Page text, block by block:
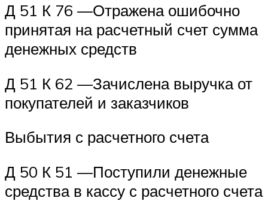
Д 51 К 76 —Отражена ошибочно
принятая на расчетный счет сумма
денежных средств
Д 51 К 62 —Зачислена выручка от
покупателей и заказчиков
Выбытия с расчетного счета
Д 50 К 51 —Поступили денежные
средства в кассу с расчетного счета